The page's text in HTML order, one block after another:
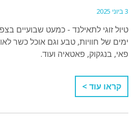
3 ביוני 2025
ימים של חוויות, טבע וגם אוכל כשר
פאי, בנגקוק, פאטאיה ועוד.
קראו עוד >